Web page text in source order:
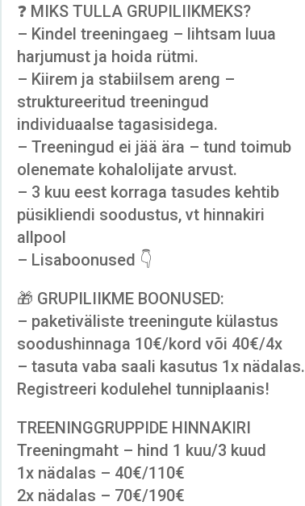
❓ MIKS TULLA GRUPILIIKMEKS?
– Kindel treeningaeg – lihtsam luua
harjumust ja hoida rütmi.
– Kiirem ja stabiilsem areng –
struktureeritud treeningud
individuaalse tagasisidega.
– Treeningud ei jää ära – tund toimub
olenemate kohalolijate arvust.
– 3 kuu eest korraga tasudes kehtib
püsikliendi soodustus, vt hinnakiri
allpool
– Lisaboonused 👇
🎁 GRUPILIIKME BOONUSED:
– paketiväliste treeningute külastus
soodushinnaga 10€/kord või 40€/4x
– tasuta vaba saali kasutus 1x nädalas.
Registreeri kodulehel tunniplaanis!
TREENINGGRUPPIDE HINNAKIRI
Treeningmaht – hind 1 kuu/3 kuud
1x nädalas – 40€/110€
2x nädalas – 70€/190€